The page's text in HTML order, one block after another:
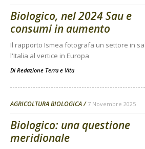
Biologico, nel 2024 Sau e
consumi in aumento
Il rapporto Ismea fotografa un settore in
l'Italia al vertice in Europa
Di Redazione Terra e Vita
AGRICOLTURA BIOLOGICA 7 Novembre 2025
Biologico: una questione
meridionale